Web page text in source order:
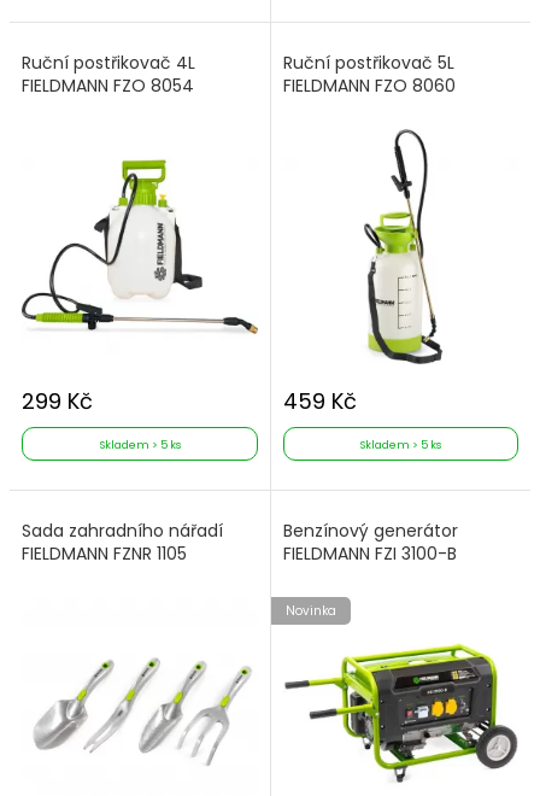
Ruční postřikovač 4L
FIELDMANN FZO 8054
299 Kč
Skladem > 5 ks
Ruční postřikovač 5L
FIELDMANN FZO 8060
459 Kč
Skladem > 5 ks
Sada zahradního nářadí
FIELDMANN FZNR 1105
Benzínový generátor
FIELDMANN FZI 3100-B
Novinka